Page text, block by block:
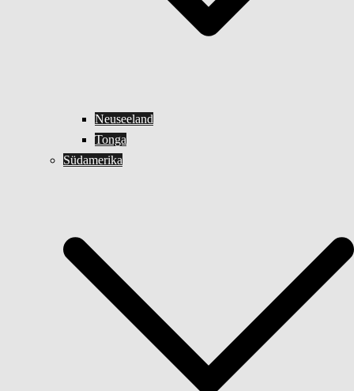
Neuseeland
Tonga
Südamerika